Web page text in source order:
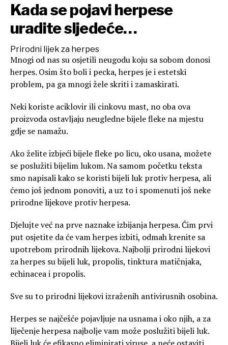
Kada se pojavi herpese
uradite sljedeće…
Prirodni lijek za herpes
Mnogi od nas su osjetili neugodu koju sa sobom donosi
herpes. Osim što boli i pecka, herpes je i estetski
problem, pa ga mnogi žele skriti i zamaskirati.
Neki koriste aciklovir ili cinkovu mast, no oba ova
proizvoda ostavljaju neugledne bijele fleke na mjestu
gdje se namažu.
Ako želite izbjeći bijele fleke po licu, oko usana, možete
se poslužiti bijelim lukom. Na samom početku teksta
smo napisali kako se koristi bijeli luk protiv herpesa, ali
ćemo još jednom ponoviti, a uz to i spomenuti još neke
prirodne lijekove protiv herpesa.
Djelujte već na prve naznake izbijanja herpesa. Čim prvi
put osjetite da će vam herpes izbiti, odmah krenite sa
upotrebom prirodnih lijekova. Najbolji prirodni lijekovi
za herpes su bijeli luk, propolis, tinktura matičnjaka,
echinacea i propolis.
Sve su to prirodni lijekovi izraženih antivirusnih osobina.
Herpes se najčešće pojavljuje na usnama i oko njih, a za
liječenje herpesa najbolje vam može poslužiti bijeli luk.